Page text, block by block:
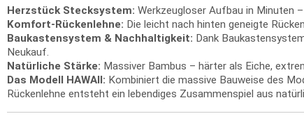
Herzstück Stecksystem: Werkzeugloser Aufbau in Minuten
Komfort-Rückenlehne: Die leicht nach hinten geneigte
Baukastensystem & Nachhaltigkeit: Dank
Neukauf.
Natürliche Stärke: Massiver Bambus – härter als Eiche,
Das Modell HAWAII: Kombiniert die massive Bauweise des
Rückenlehne entsteht ein lebendiges Zusammenspiel aus